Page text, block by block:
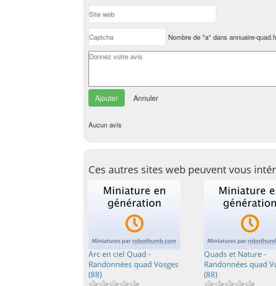
Nombre de "a" dans annuaire-
Annuler
Aucun avis
Ces autres sites web peuvent vous
Arc en ciel Quad -
Randonnées quad Vosges
(88)
Quads et Nature -
Randonnées quad
(88)